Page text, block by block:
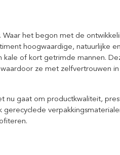
het begon met de
hoogwaardige, natuurlijke
of kort getrimde mannen.
ze met zelfvertrouwen
nu gaat om productkwaliteit,